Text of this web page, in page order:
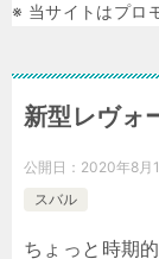
※ 当サイトはプロ
新型レヴォ
公開日： 2020年8月
スバル
ちょっと時期